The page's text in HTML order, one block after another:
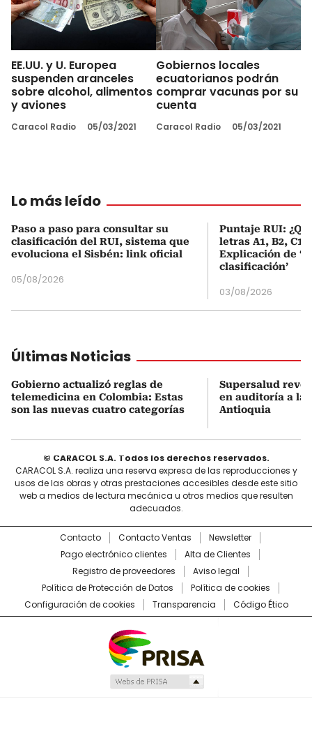
EE.UU. y U. Europea
suspenden aranceles
sobre alcohol, alimentos
y aviones
Caracol Radio 05/03/2021
Gobiernos locales
ecuatorianos podrán
comprar vacunas por su
cuenta
Caracol Radio 05/03/2021
Lo más leído
Paso a paso para consultar su
clasificación del RUI, sistema que
evoluciona el Sisbén: link oficial
05/08/2026
Puntaje RUI:
letras A1, B2, C1
Explicación de
clasificación’
03/08/2026
Últimas Noticias
Gobierno actualizó reglas de
telemedicina en Colombia: Estas
son las nuevas cuatro categorías
Supersalud
en auditoría a la
Antioquia
© CARACOL S.A. Todos los derechos reservados.
CARACOL S.A. realiza una reserva expresa de las reproducciones y
usos de las obras y otras prestaciones accesibles desde este sitio
web a medios de lectura mecánica u otros medios que resulten
adecuados.
Contacto Contacto Ventas
Newsletter
Pago electrónico clientes
Alta de Clientes
Registro de proveedores
Aviso legal
Política de Protección de Datos
Política de cookies
Configuración de cookies
Transparencia Código Ético